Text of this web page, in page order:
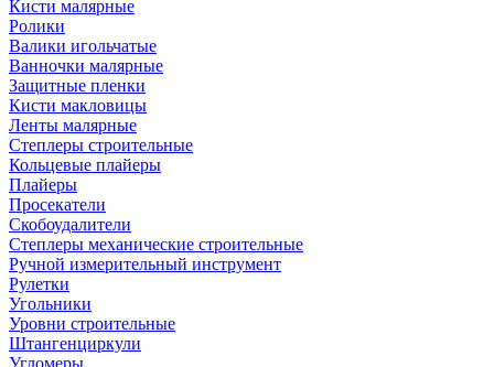
Кисти малярные
Ролики
Валики игольчатые
Ванночки малярные
Защитные пленки
Кисти макловицы
Ленты малярные
Степлеры строительные
Кольцевые плайеры
Плайеры
Просекатели
Скобоудалители
Степлеры механические строительные
Ручной измерительный инструмент
Рулетки
Угольники
Уровни строительные
Штангенциркули
Угломеры